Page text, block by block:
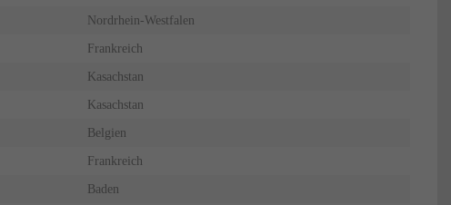
Nordrhein-Westfalen
Frankreich
Kasachstan
Kasachstan
Belgien
Frankreich
Baden